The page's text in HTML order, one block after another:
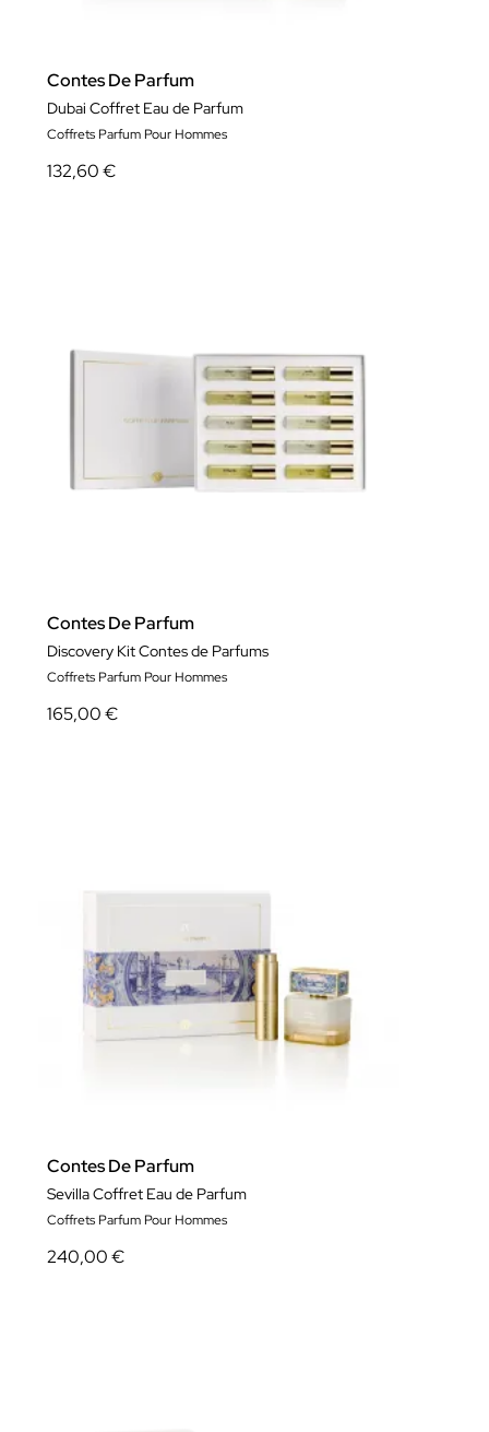
Contes De Parfum
Dubai Coffret Eau de Parfum
Coffrets Parfum Pour Hommes
132,60 €
Contes De Parfum
Discovery Kit Contes de Parfums
Coffrets Parfum Pour Hommes
165,00 €
Contes De Parfum
Sevilla Coffret Eau de Parfum
Coffrets Parfum Pour Hommes
240,00 €